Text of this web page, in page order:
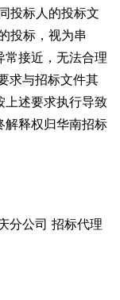
投标人的投标文
投标，视为串
常接近，无法合理
求与招标文件其
上述要求执行导致
解释权归华南招标
分公司 招标代理